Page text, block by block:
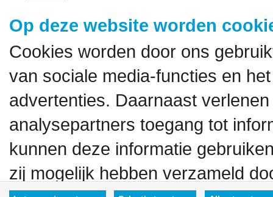
Op deze website worden
Cookies worden door ons
van sociale media-functies en
advertenties. Daarnaast
analysepartners toegang tot
kunnen deze informatie
zij mogelijk hebben verzameld